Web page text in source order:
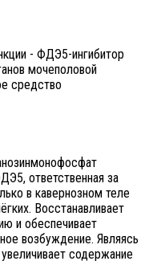
- ФДЭ5-ингибитор
мочеполовой
средство
ответственная за
в кавернозном теле
Восстанавливает
и обеспечивает
возбуждение. Являясь
содержание